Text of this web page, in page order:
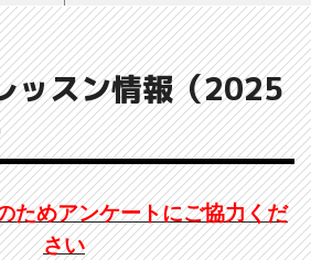
ッスン情報（2025
ためアンケートにご協力くだ
さい